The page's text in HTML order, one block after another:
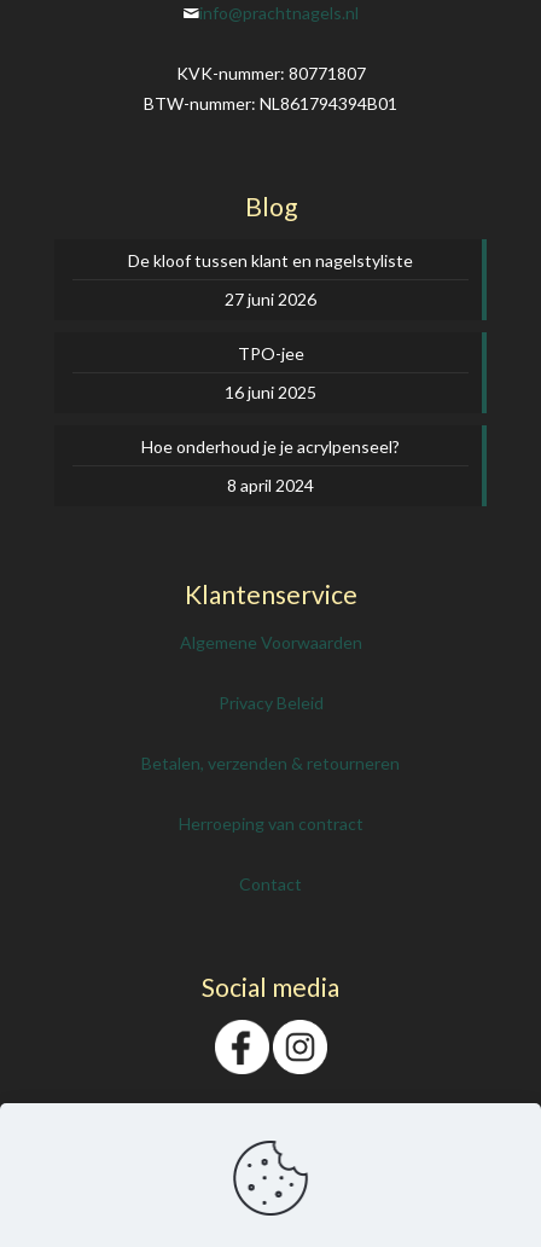
info@prachtnagels.nl
KVK-nummer: 80771807
BTW-nummer: NL861794394B01
Blog
De kloof tussen klant en nagelstyliste
27 juni 2026
TPO-jee
16 juni 2025
Hoe onderhoud je je acrylpenseel?
8 april 2024
Klantenservice
Algemene Voorwaarden
Privacy Beleid
Betalen, verzenden & retourneren
Herroeping van contract
Contact
Social media